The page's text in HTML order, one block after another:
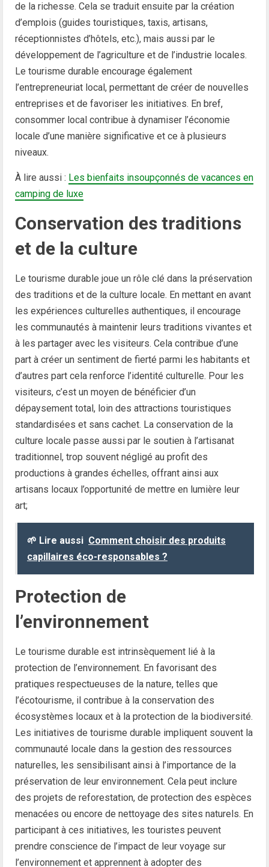
de la richesse. Cela se traduit ensuite par la création
d’emplois (guides touristiques, taxis, artisans,
réceptionnistes d’hôtels, etc.), mais aussi par le
développement de l’agriculture et de l’industrie locales.
Le tourisme durable encourage également
l’entrepreneuriat local, permettant de créer de nouvelles
entreprises et de favoriser les initiatives. En bref,
consommer local contribue à dynamiser l’économie
locale d’une manière significative et ce à plusieurs
niveaux.
À lire aussi : Les bienfaits insoupçonnés de vacances en
camping de luxe
Conservation des traditions
et de la culture
Le tourisme durable joue un rôle clé dans la préservation
des traditions et de la culture locale. En mettant en avant
les expériences culturelles authentiques, il encourage
les communautés à maintenir leurs traditions vivantes et
à les partager avec les visiteurs. Cela contribue d’une
part à créer un sentiment de fierté parmi les habitants et
d’autres part cela renforce l’identité culturelle. Pour les
visiteurs, c’est un moyen de bénéficier d’un
dépaysement total, loin des attractions touristiques
standardisées et sans cachet. La conservation de la
culture locale passe aussi par le soutien à l’artisanat
traditionnel, trop souvent négligé au profit des
productions à grandes échelles, offrant ainsi aux
artisans locaux l’opportunité de mettre en lumière leur
art;
🌱 Lire aussi Comment choisir des produits
capillaires éco-responsables ?
Protection de
l’environnement
Le tourisme durable est intrinsèquement lié à la
protection de l’environnement. En favorisant des
pratiques respectueuses de la nature, telles que
l’écotourisme, il contribue à la conservation des
écosystèmes locaux et à la protection de la biodiversité.
Les initiatives de tourisme durable impliquent souvent la
communauté locale dans la gestion des ressources
naturelles, les sensibilisant ainsi à l’importance de la
préservation de leur environnement. Cela peut inclure
des projets de reforestation, de protection des espèces
menacées ou encore de nettoyage des sites naturels. En
participant à ces initiatives, les touristes peuvent
prendre conscience de l’impact de leur voyage sur
l’environnement et apprennent à adopter des